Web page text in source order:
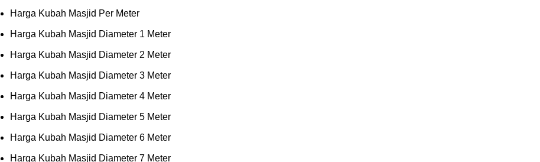
Harga Kubah Masjid Per Meter
Harga Kubah Masjid Diameter 1 Meter
Harga Kubah Masjid Diameter 2 Meter
Harga Kubah Masjid Diameter 3 Meter
Harga Kubah Masjid Diameter 4 Meter
Harga Kubah Masjid Diameter 5 Meter
Harga Kubah Masjid Diameter 6 Meter
Harga Kubah Masjid Diameter 7 Meter